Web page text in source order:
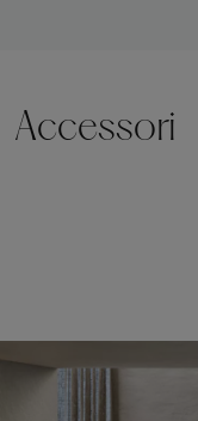
Accessori